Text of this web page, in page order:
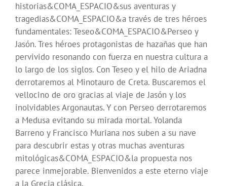
historias&COMA_ESPACIO&sus aventuras y
tragedias&COMA_ESPACIO&a través de tres héroes
fundamentales: Teseo&COMA_ESPACIO&Perseo y
Jasón. Tres héroes protagonistas de hazañas que han
pervivido resonando con fuerza en nuestra cultura a
lo largo de los siglos. Con Teseo y el hilo de Ariadna
derrotaremos al Minotauro de Creta. Buscaremos el
vellocino de oro gracias al viaje de Jasón y los
inolvidables Argonautas. Y con Perseo derrotaremos
a Medusa evitando su mirada mortal. Yolanda
Barreno y Francisco Muriana nos suben a su nave
para descubrir estas y otras muchas aventuras
mitológicas&COMA_ESPACIO&la propuesta nos
parece inmejorable. Bienvenidos a este eterno viaje
a la Grecia clásica.